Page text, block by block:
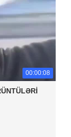
00:00:08